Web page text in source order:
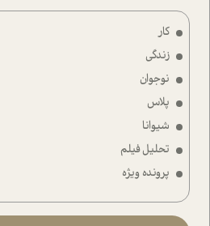
کار
زندگی
نوجوان
پلاس
شیوانا
تحلیل فیلم
پرونده ویژه